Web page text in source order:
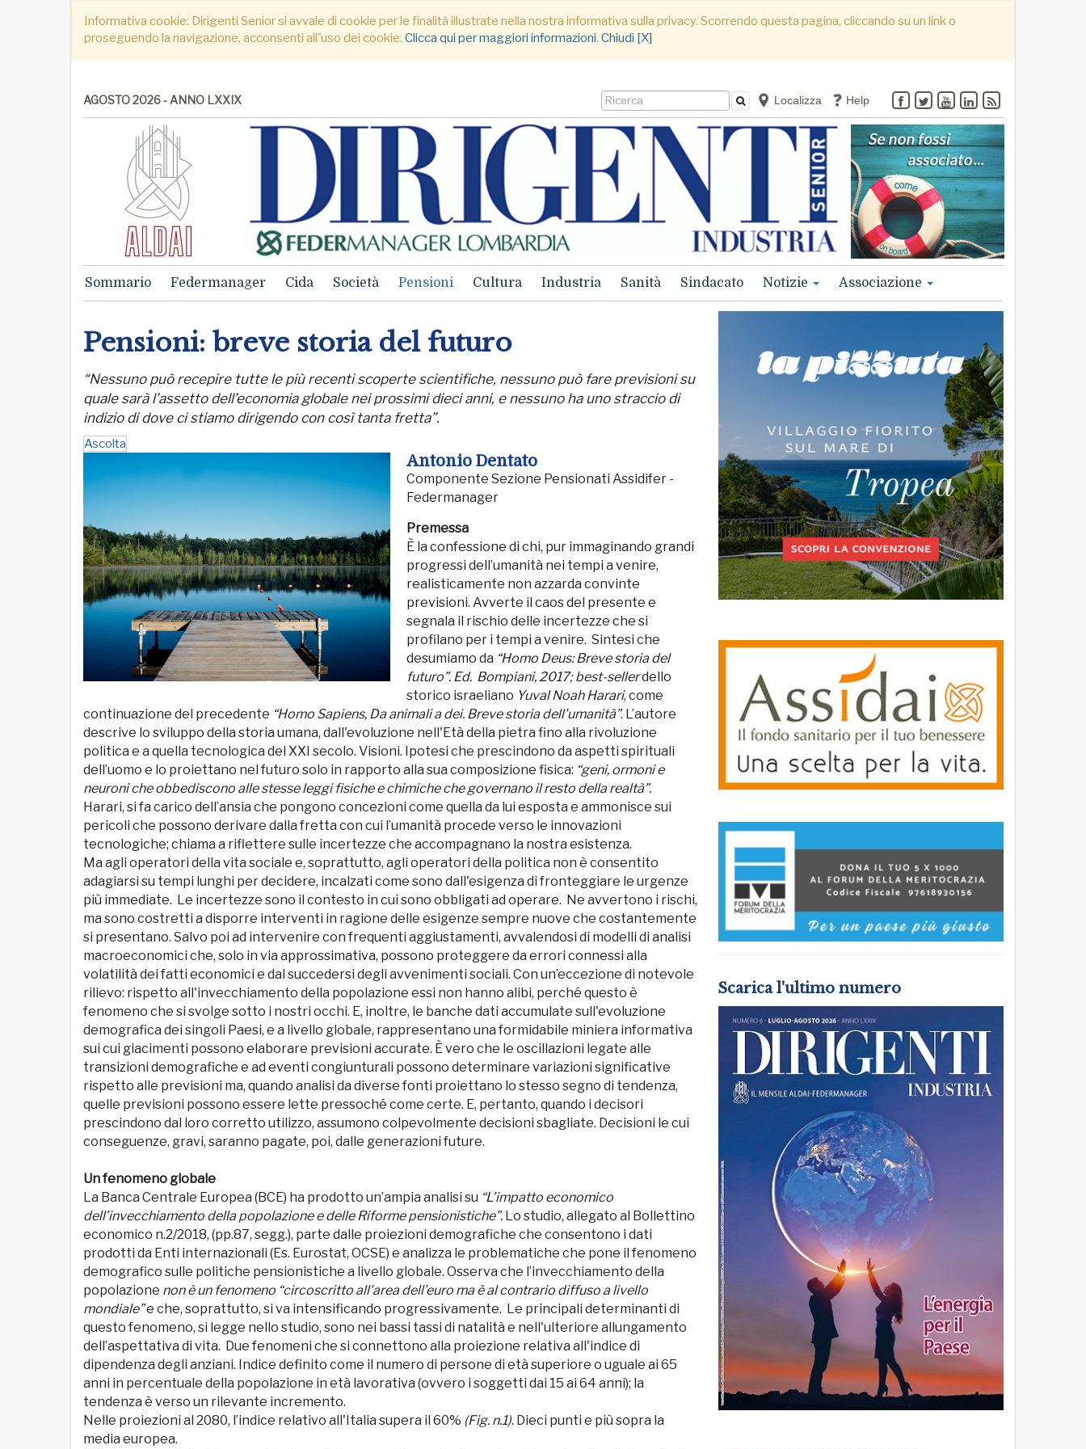
Informativa cookie: Dirigenti Senior si avvale di cookie per le finalità illustrate nella nostra informativa sulla privacy. Scorrendo questa pagina, cliccando su un link o
proseguendo la navigazione, acconsenti all´uso dei cookie. Clicca qui per maggiori informazioni. Chiudi [X]
AGOSTO 2026 - ANNO LXXIX Localizza Help
Sommario Federmanager Cida Società Pensioni Cultura Industria Sanità Sindacato Notizie Associazione
Pensioni: breve storia del futuro
“Nessuno può recepire tutte le più recenti scoperte scientifiche, nessuno può fare previsioni su
quale sarà l’assetto dell’economia globale nei prossimi dieci anni, e nessuno ha uno straccio di
indizio di dove ci stiamo dirigendo con così tanta fretta”.
Ascolta
Antonio Dentato
Componente Sezione Pensionati Assidifer -
Federmanager
Premessa
È la confessione di chi, pur immaginando grandi
progressi dell’umanità nei tempi a venire,
realisticamente non azzarda convinte
previsioni. Avverte il caos del presente e
segnala il rischio delle incertezze che si
profilano per i tempi a venire. Sintesi che
desumiamo da “Homo Deus: Breve storia del
futuro”. Ed. Bompiani, 2017; best-sellerdello
storico israeliano Yuval Noah Harari, come
continuazione del precedente “Homo Sapiens, Da animali a dei. Breve storia dell'umanità”. L’autore
descrive lo sviluppo della storia umana, dall'evoluzione nell'Età della pietra fino alla rivoluzione
politica e a quella tecnologica del XXI secolo. Visioni. Ipotesi che prescindono da aspetti spirituali
dell’uomo e lo proiettano nel futuro solo in rapporto alla sua composizione fisica: “geni, ormoni e
neuroni che obbediscono alle stesse leggi fisiche e chimiche che governano il resto della realtà”.
Harari, si fa carico dell’ansia che pongono concezioni come quella da lui esposta e ammonisce sui
pericoli che possono derivare dalla fretta con cui l’umanità procede verso le innovazioni
tecnologiche; chiama a riflettere sulle incertezze che accompagnano la nostra esistenza.
Ma agli operatori della vita sociale e, soprattutto, agli operatori della politica non è consentito
adagiarsi su tempi lunghi per decidere, incalzati come sono dall'esigenza di fronteggiare le urgenze
più immediate. Le incertezze sono il contesto in cui sono obbligati ad operare. Ne avvertono i rischi,
ma sono costretti a disporre interventi in ragione delle esigenze sempre nuove che costantemente
si presentano. Salvo poi ad intervenire con frequenti aggiustamenti, avvalendosi di modelli di analisi
macroeconomici che, solo in via approssimativa, possono proteggere da errori connessi alla
volatilità dei fatti economici e dal succedersi degli avvenimenti sociali. Con un’eccezione di notevole
rilievo: rispetto all'invecchiamento della popolazione essi non hanno alibi, perché questo è
fenomeno che si svolge sotto i nostri occhi. E, inoltre, le banche dati accumulate sull'evoluzione
demografica dei singoli Paesi, e a livello globale, rappresentano una formidabile miniera informativa
sui cui giacimenti possono elaborare previsioni accurate. È vero che le oscillazioni legate alle
transizioni demografiche e ad eventi congiunturali possono determinare variazioni significative
rispetto alle previsioni ma, quando analisi da diverse fonti proiettano lo stesso segno di tendenza,
quelle previsioni possono essere lette pressoché come certe. E, pertanto, quando i decisori
prescindono dal loro corretto utilizzo, assumono colpevolmente decisioni sbagliate. Decisioni le cui
conseguenze, gravi, saranno pagate, poi, dalle generazioni future.
Un fenomeno globale
La Banca Centrale Europea (BCE) ha prodotto un’ampia analisi su “L’impatto economico
dell’invecchiamento della popolazione e delle Riforme pensionistiche”. Lo studio, allegato al Bollettino
economico n.2/2018, (pp.87, segg.), parte dalle proiezioni demografiche che consentono i dati
prodotti da Enti internazionali (Es. Eurostat, OCSE) e analizza le problematiche che pone il fenomeno
demografico sulle politiche pensionistiche a livello globale. Osserva che l’invecchiamento della
popolazione non è un fenomeno “circoscritto all'area dell’euro ma è al contrario diffuso a livello
mondiale”e che, soprattutto, si va intensificando progressivamente. Le principali determinanti di
questo fenomeno, si legge nello studio, sono nei bassi tassi di natalità e nell'ulteriore allungamento
dell’aspettativa di vita. Due fenomeni che si connettono alla proiezione relativa all'indice di
dipendenza degli anziani. Indice definito come il numero di persone di età superiore o uguale ai 65
anni in percentuale della popolazione in età lavorativa (ovvero i soggetti dai 15 ai 64 anni); la
tendenza è verso un rilevante incremento.
Nelle proiezioni al 2080, l’indice relativo all'Italia supera il 60% (Fig. n.1). Dieci punti e più sopra la
media europea.
Scarica l'ultimo numero